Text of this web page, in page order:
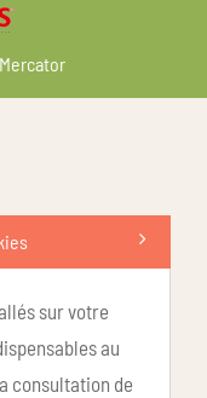
sur votre
au
consultation de